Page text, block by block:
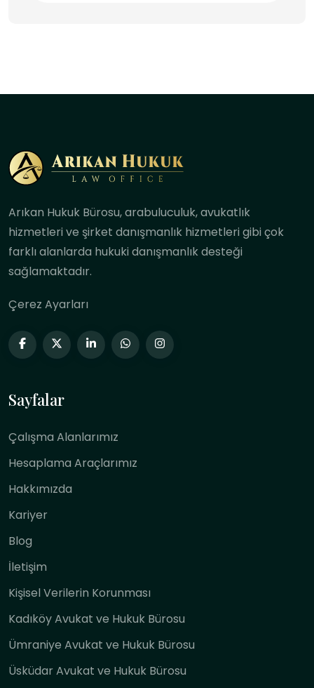
Arıkan Hukuk Bürosu, arabuluculuk, avukatlık
hizmetleri ve şirket danışmanlık hizmetleri gibi çok
farklı alanlarda hukuki danışmanlık desteği
sağlamaktadır.
Çerez Ayarları
Sayfalar
Çalışma Alanlarımız
Hesaplama Araçlarımız
Hakkımızda
Kariyer
Blog
İletişim
Kişisel Verilerin Korunması
Kadıköy Avukat ve Hukuk Bürosu
Ümraniye Avukat ve Hukuk Bürosu
Üsküdar Avukat ve Hukuk Bürosu